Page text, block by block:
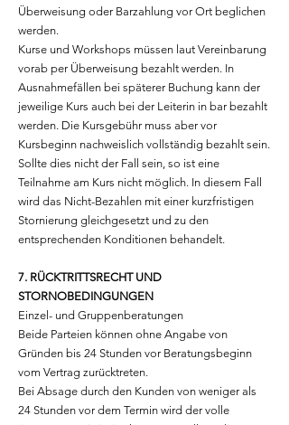
Überweisung oder Barzahlung vor Ort beglichen
werden.
Kurse und Workshops müssen laut Vereinbarung
vorab per Überweisung bezahlt werden. In
Ausnahmefällen bei späterer Buchung kann der
jeweilige Kurs auch bei der Leiterin in bar bezahlt
werden. Die Kursgebühr muss aber vor
Kursbeginn nachweislich vollständig bezahlt sein.
Sollte dies nicht der Fall sein, so ist eine
Teilnahme am Kurs nicht möglich. In diesem Fall
wird das Nicht-Bezahlen mit einer kurzfristigen
Stornierung gleichgesetzt und zu den
entsprechenden Konditionen behandelt.
7. RÜCKTRITTSRECHT UND
STORNOBEDINGUNGEN
Einzel- und Gruppenberatungen
Beide Parteien können ohne Angabe von
Gründen bis 24 Stunden vor Beratungsbeginn
vom Vertrag zurücktreten.
Bei Absage durch den Kunden von weniger als
24 Stunden vor dem Termin wird der volle